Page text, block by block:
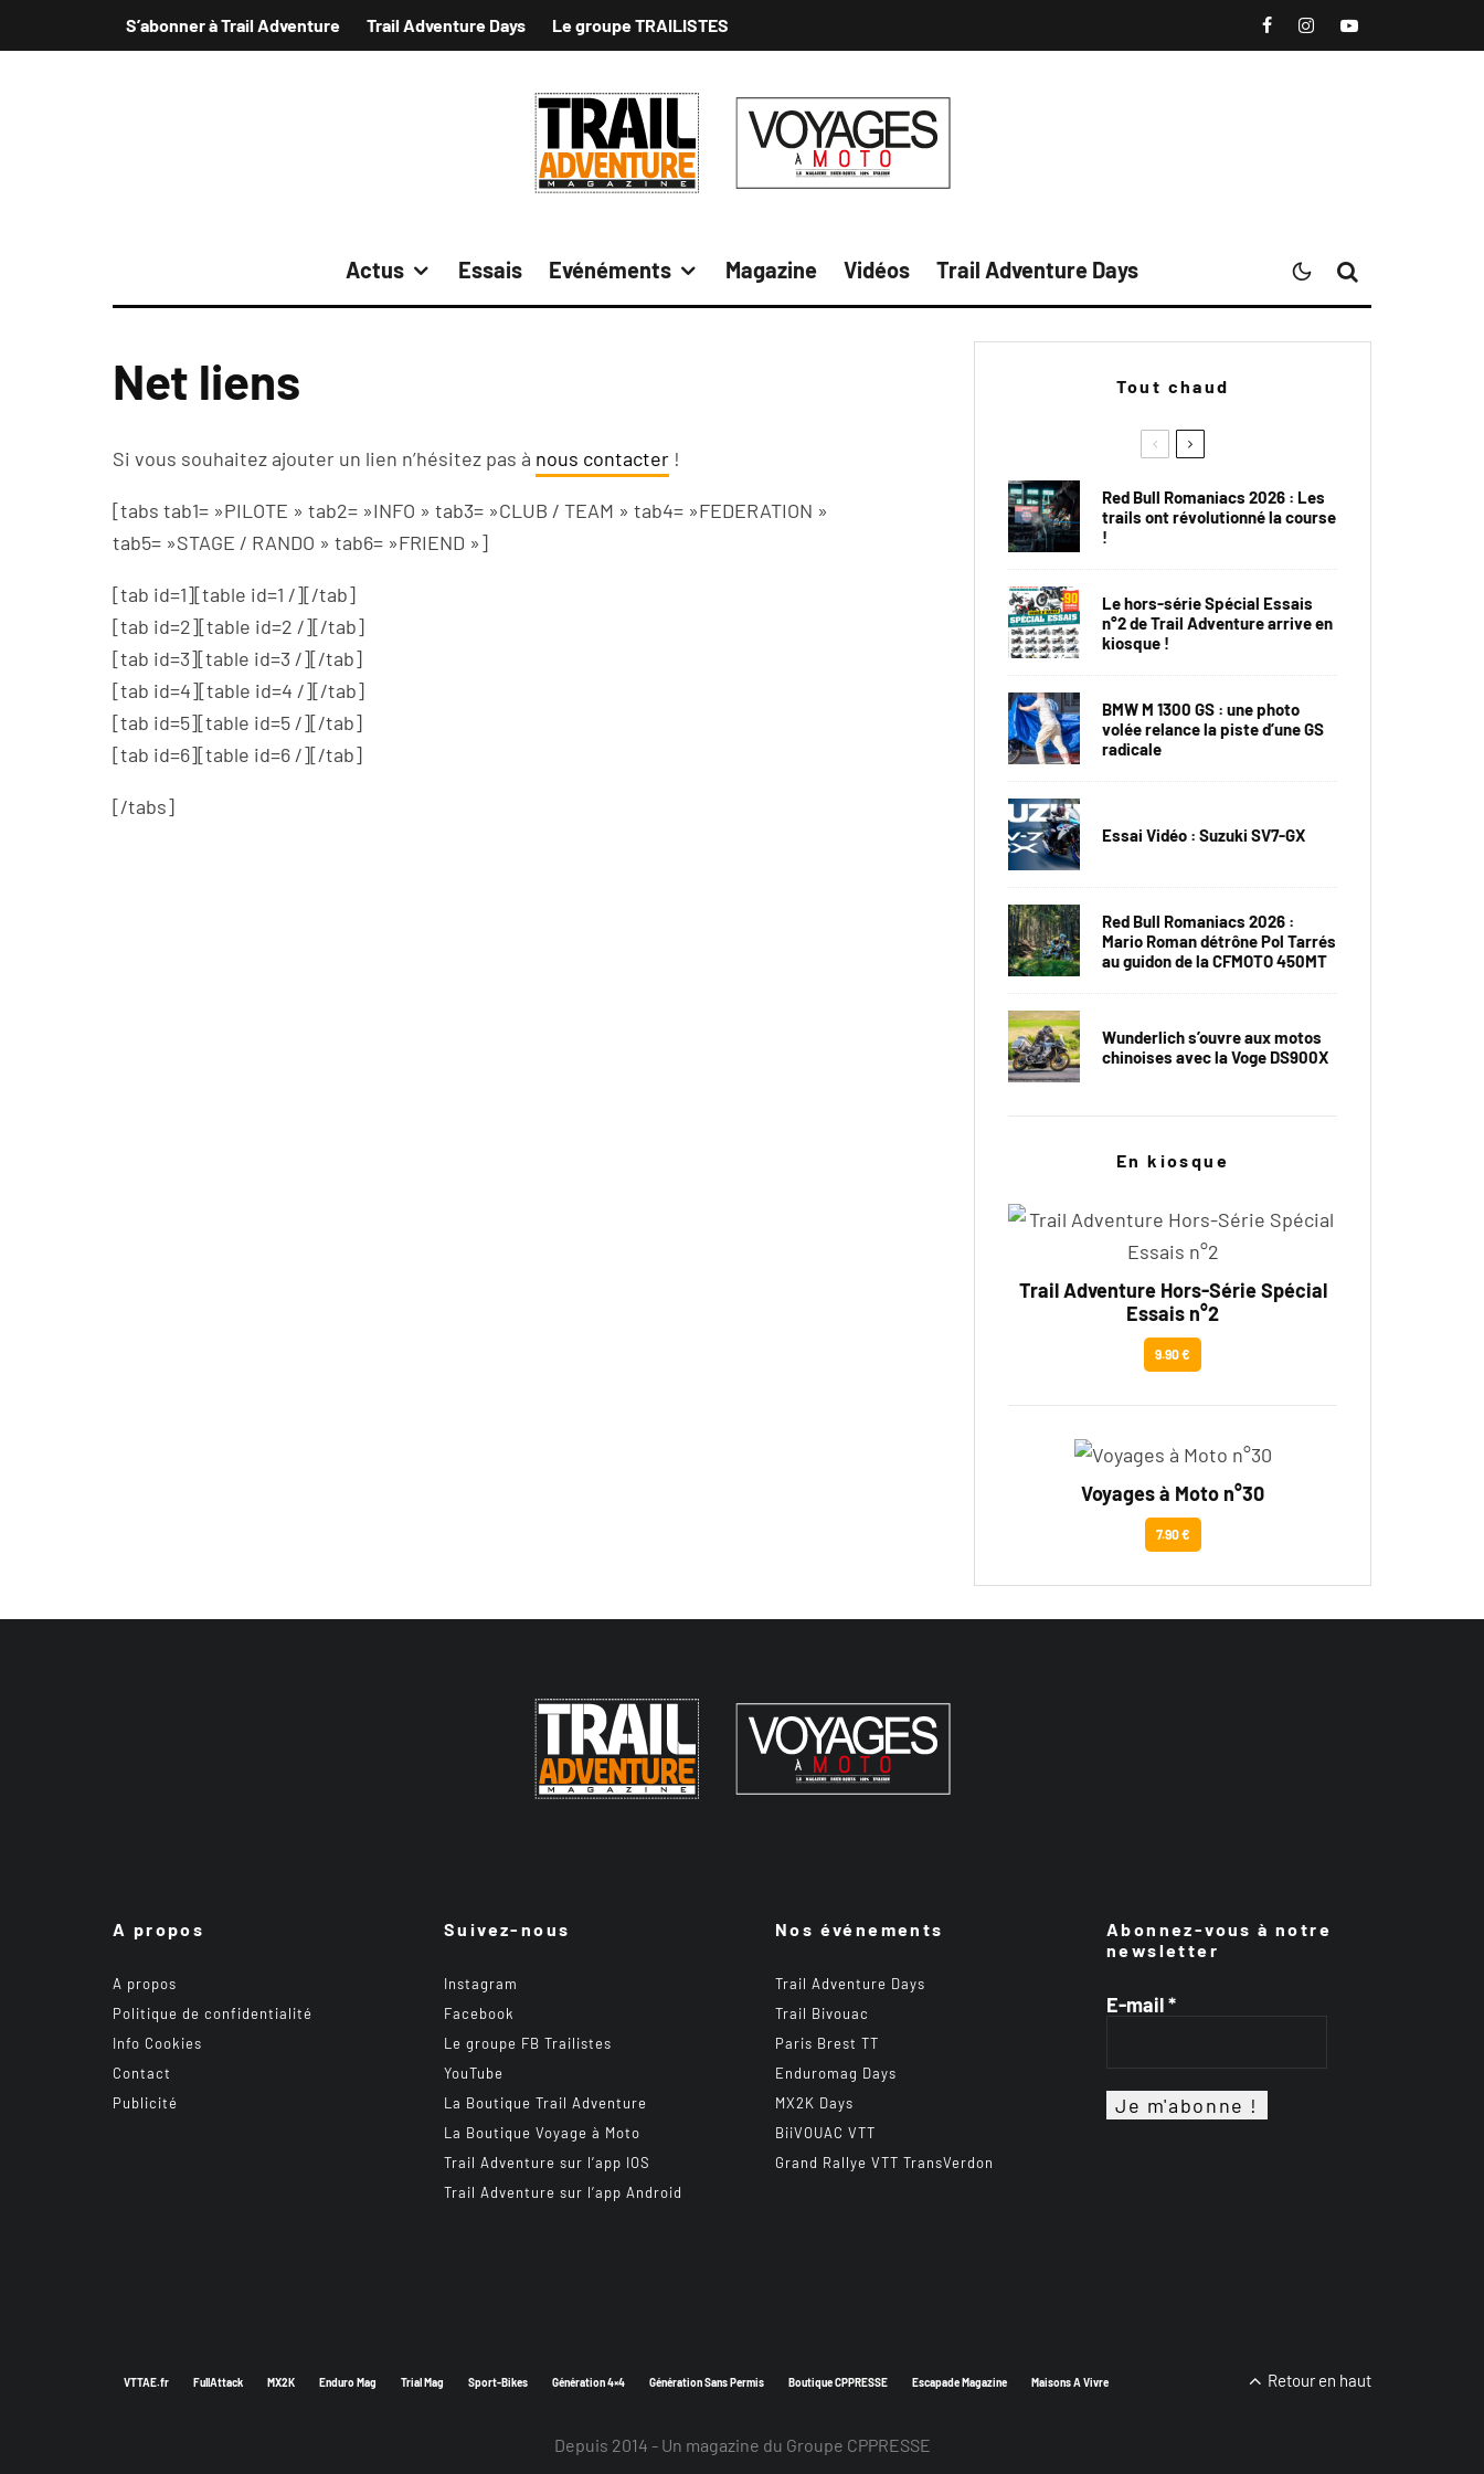
S’abonner à Trail Adventure Trail Adventure Days Le groupe TRAILISTES
Actus Essais Evénéments Magazine Vidéos Trail Adventure Days
Net liens
Si vous souhaitez ajouter un lien n’hésitez pas à nous contacter !
[tabs tab1= »PILOTE » tab2= »INFO » tab3= »CLUB / TEAM » tab4= »FEDERATION »
tab5= »STAGE / RANDO » tab6= »FRIEND »]
[tab id=1][table id=1 /][/tab]
[tab id=2][table id=2 /][/tab]
[tab id=3][table id=3 /][/tab]
[tab id=4][table id=4 /][/tab]
[tab id=5][table id=5 /][/tab]
[tab id=6][table id=6 /][/tab]
[/tabs]
Tout chaud
Red Bull Romaniacs 2026 : Les
trails ont révolutionné la course
!
Le hors-série Spécial Essais
n°2 de Trail Adventure arrive en
kiosque !
BMW M 1300 GS : une photo
volée relance la piste d’une GS
radicale
Essai Vidéo : Suzuki SV7-GX
Red Bull Romaniacs 2026 :
Mario Roman détrône Pol Tarrés
au guidon de la CFMOTO 450MT
Wunderlich s’ouvre aux motos
chinoises avec la Voge DS900X
En kiosque
Trail Adventure Hors-Série Spécial
Essais n°2
9.90 €
Voyages à Moto n°30
7.90 €
A propos
A propos
Politique de confidentialité
Info Cookies
Contact
Publicité
Suivez-nous
Instagram
Facebook
Le groupe FB Trailistes
YouTube
La Boutique Trail Adventure
La Boutique Voyage à Moto
Trail Adventure sur l’app IOS
Trail Adventure sur l’app Android
Nos événements
Trail Adventure Days
Trail Bivouac
Paris Brest TT
Enduromag Days
MX2K Days
BiiVOUAC VTT
Grand Rallye VTT TransVerdon
Abonnez-vous à notre
newsletter
E-mail*
VTTAE.fr FullAttack MX2K Enduro Mag Trial Mag Sport-Bikes Génération 4×4 Génération Sans Permis Boutique CPPRESSE Escapade Magazine Maisons A Vivre Retour en haut
Depuis 2014 - Un magazine du Groupe CPPRESSE